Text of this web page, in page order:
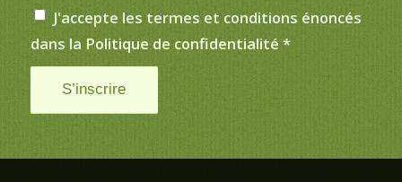
J'accepte les termes et conditions énoncés
dans la Politique de confidentialité *